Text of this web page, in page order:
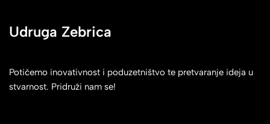
Udruga Zebrica
Potičemo inovativnost i poduzetništvo te pretvaranje ideja u
stvarnost. Pridruži nam se!